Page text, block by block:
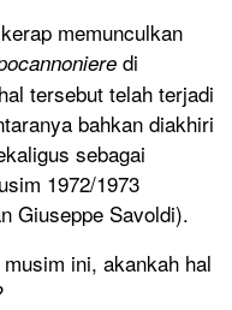
memunculkan
di
tersebut telah terjadi
bahkan diakhiri
sebagai
1972/1973
Giuseppe Savoldi).
ini, akankah hal